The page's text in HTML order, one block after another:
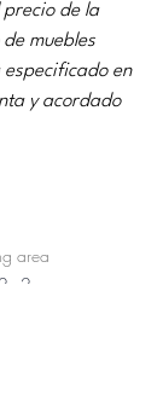
precio de la
muebles
especificado en
y acordado
area